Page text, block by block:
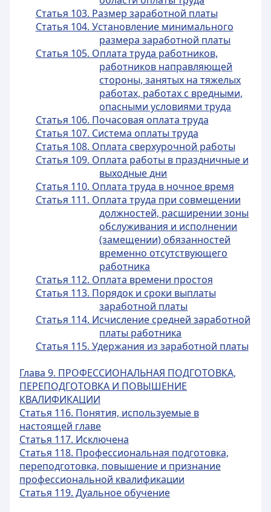
Статья 103. Размер заработной платы
Статья 104. Установление минимального
размера заработной платы
Статья 105. Оплата труда работников,
работников направляющей
стороны, занятых на тяжелых
работах, работах с вредными,
опасными условиями труда
Статья 106. Почасовая оплата труда
Статья 107. Система оплаты труда
Статья 108. Оплата сверхурочной работы
Статья 109. Оплата работы в праздничные и
выходные дни
Статья 110. Оплата труда в ночное время
Статья 111. Оплата труда при совмещении
должностей, расширении зоны
обслуживания и исполнении
(замещении) обязанностей
временно отсутствующего
работника
Статья 112. Оплата времени простоя
Статья 113. Порядок и сроки выплаты
заработной платы
Статья 114. Исчисление средней заработной
платы работника
Статья 115. Удержания из заработной платы
Глава 9. ПРОФЕССИОНАЛЬНАЯ ПОДГОТОВКА,
ПЕРЕПОДГОТОВКА И ПОВЫШЕНИЕ
КВАЛИФИКАЦИИ
Статья 116. Понятия, используемые в
настоящей главе
Статья 117. Исключена
Статья 118. Профессиональная подготовка,
переподготовка, повышение и признание
профессиональной квалификации
Статья 119. Дуальное обучение